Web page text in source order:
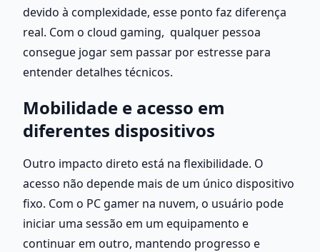
devido à complexidade, esse ponto faz diferença
real. Com o cloud gaming,  qualquer pessoa
consegue jogar sem passar por estresse para
entender detalhes técnicos.
Mobilidade e acesso em
diferentes dispositivos
Outro impacto direto está na flexibilidade. O
acesso não depende mais de um único dispositivo
fixo. Com o PC gamer na nuvem, o usuário pode
iniciar uma sessão em um equipamento e
continuar em outro, mantendo progresso e